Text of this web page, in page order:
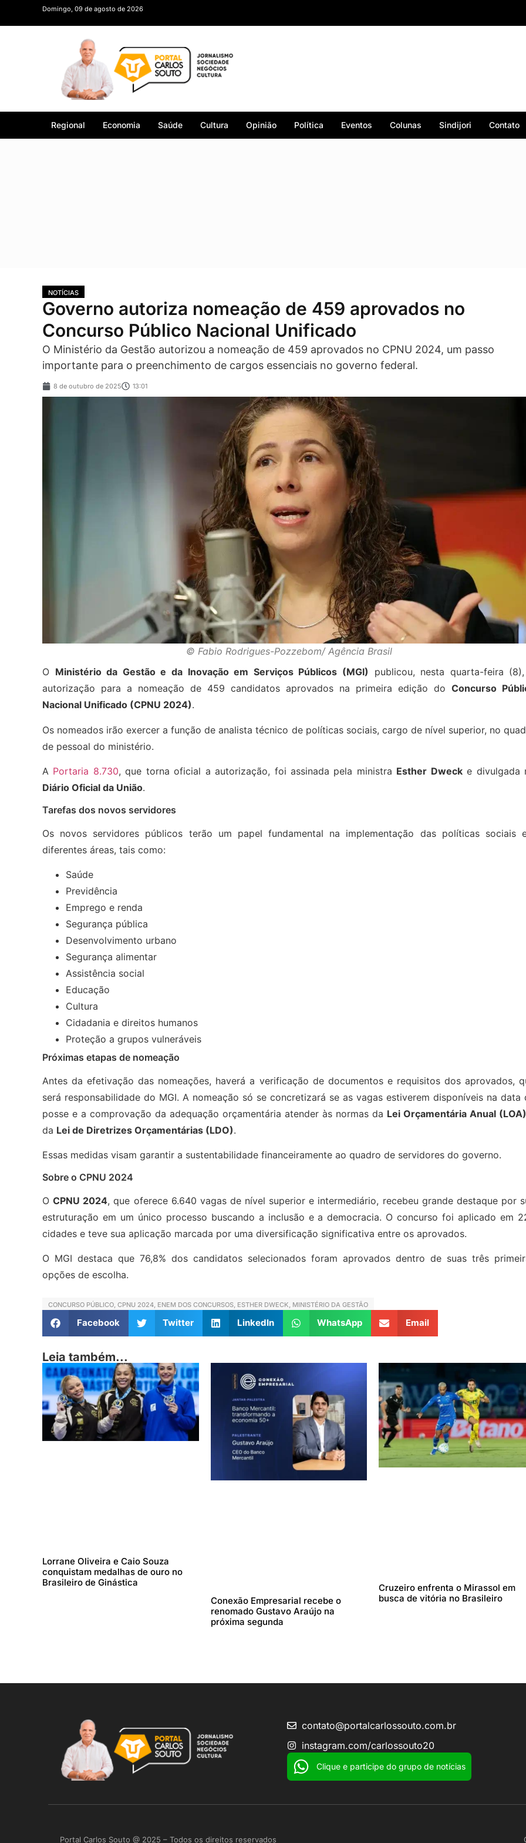
Domingo, 09 de agosto de 2026
Regional Economia Saúde Cultura Opinião Política Eventos Colunas Sindijori Contato
NOTÍCIAS
Governo autoriza nomeação de 459 aprovados no
Concurso Público Nacional Unificado
O Ministério da Gestão autorizou a nomeação de 459 aprovados no CPNU 2024, um passo
importante para o preenchimento de cargos essenciais no governo federal.
8 de outubro de 2025 13:01
© Fabio Rodrigues-Pozzebom/ Agência Brasil
O Ministério da Gestão e da Inovação em Serviços Públicos (MGI)
publicou, nesta quarta-feira
autorização para a nomeação de 459 candidatos aprovados na primeira edição do Concurso
Nacional Unificado (CPNU 2024).
Os nomeados irão exercer a função de analista técnico de políticas sociais, cargo de nível superior, no
de pessoal do ministério.
A Portaria 8.730, que torna oficial a autorização, foi assinada pela ministra Esther Dwecke divulgada
Diário Oficial da União.
Tarefas dos novos servidores
Os novos servidores públicos terão um papel fundamental na implementação das políticas sociais
diferentes áreas, tais como:
Saúde
Previdência
Emprego e renda
Segurança pública
Desenvolvimento urbano
Segurança alimentar
Assistência social
Educação
Cultura
Cidadania e direitos humanos
Proteção a grupos vulneráveis
Próximas etapas de nomeação
Antes da efetivação das nomeações, haverá a verificação de documentos e requisitos dos aprovados,
será responsabilidade do MGI. A nomeação só se concretizará se as vagas estiverem disponíveis na data
posse e a comprovação da adequação orçamentária atender às normas da Lei Orçamentária Anual (LOA)
da Lei de Diretrizes Orçamentárias (LDO).
Essas medidas visam garantir a sustentabilidade financeiramente ao quadro de servidores do governo.
Sobre o CPNU 2024
OCPNU 2024, que oferece 6.640 vagas de nível superior e intermediário, recebeu grande destaque por
estruturação em um único processo buscando a inclusão e a democracia. O concurso foi aplicado em
cidades e teve sua aplicação marcada por uma diversificação significativa entre os aprovados.
O MGI destaca que 76,8% dos candidatos selecionados foram aprovados dentro de suas três
opções de escolha.
CONCURSO PÚBLICO CPNU 2024 ENEM DOS CONCURSOS ESTHER DWECK MINISTÉRIO DA GESTÃO
Facebook Twitter LinkedIn WhatsApp Email
Leia também...
Lorrane Oliveira e Caio Souza
conquistam medalhas de ouro no
Brasileiro de Ginástica
Conexão Empresarial recebe o
renomado Gustavo Araújo na
próxima segunda
Cruzeiro enfrenta o Mirassol em
busca de vitória no Brasileiro
contato@portalcarlossouto.com.br
instagram.com/carlossouto20
Clique e participe do grupo de notícias
Portal Carlos Souto @ 2025 – Todos os direitos reservados